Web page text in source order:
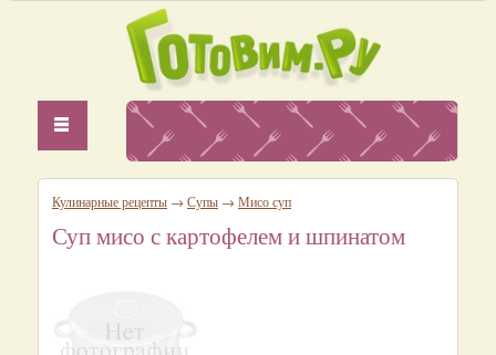
Кулинарные рецепты → Супы → Мисо суп
Суп мисо с картофелем и шпинатом